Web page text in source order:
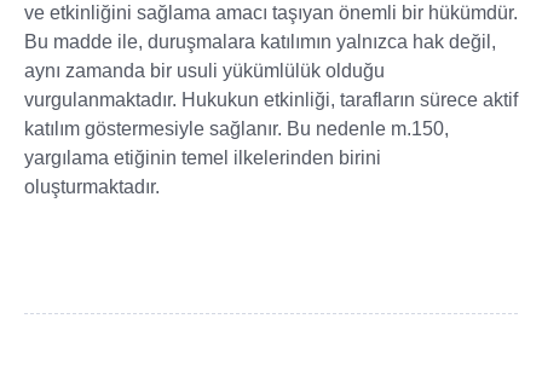
ve etkinliğini sağlama amacı taşıyan önemli bir hükümdür.
Bu madde ile, duruşmalara katılımın yalnızca hak değil,
aynı zamanda bir usuli yükümlülük olduğu
vurgulanmaktadır. Hukukun etkinliği, tarafların sürece aktif
katılım göstermesiyle sağlanır. Bu nedenle m.150,
yargılama etiğinin temel ilkelerinden birini
oluşturmaktadır.